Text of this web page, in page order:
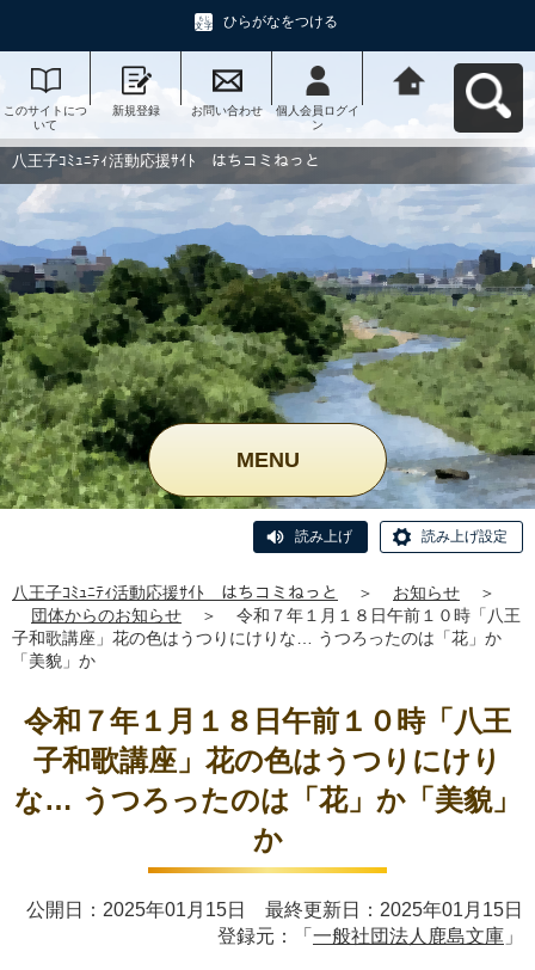
ひらがなをつける
このサイトにつ
いて
新規登録 お問い合わせ
個人会員ログイ
ン
動応援ｻｲﾄ はち
コミねっとへ戻
八王子ｺﾐｭﾆﾃｨ活動応援ｻｲﾄ はちコミねっと
MENU
読み上げ 読み上げ設定
八王子ｺﾐｭﾆﾃｨ活動応援ｻｲﾄ はちコミねっと ＞ お知らせ
＞
団体からのお知らせ
＞
令和７年１月１８日午前１０時「八王
子和歌講座」花の色はうつりにけりな… うつろったのは「花」か
「美貌」か
令和７年１月１８日午前１０時「八王
子和歌講座」花の色はうつりにけり
な… うつろったのは「花」か「美貌」
か
公開日：2025年01月15日 最終更新日：2025年01月15日
登録元：「 一般社団法人鹿島文庫 」